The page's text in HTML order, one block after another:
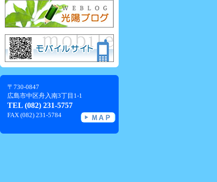
〒730-0847
広島市中区舟入南3丁目1-1
TEL (082) 231-5757
FAX (082) 231-5784